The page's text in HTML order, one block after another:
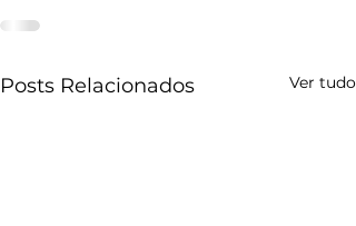
Posts Relacionados Ver tudo